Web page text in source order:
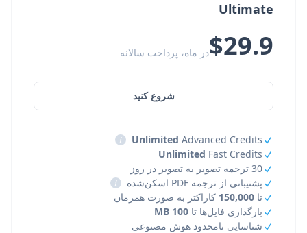
Ultimate
$29.9در ماه، پرداخت سالانه
شروع کنید
Unlimited Advanced Credits
i
Unlimited Fast Credits
30 ترجمه تصویر به تصویر در روز
پشتیبانی از ترجمه PDF اسکن‌شده
i
تا 150,000 کاراکتر به صورت همزمان
بارگذاری فایل‌ها تا 100 MB
شناسایی نامحدود هوش مصنوعی